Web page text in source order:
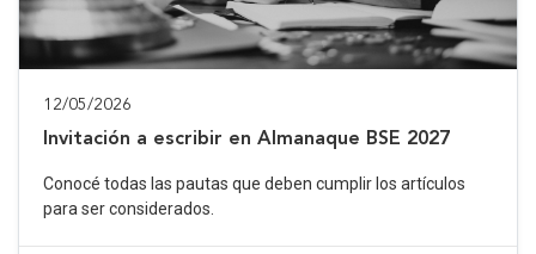
12/05/2026
Invitación a escribir en Almanaque BSE 2027
Conocé todas las pautas que deben cumplir los artículos
para ser considerados.